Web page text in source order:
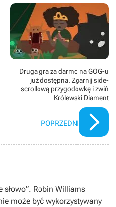
Druga gra za darmo na GOG-u
już dostępna. Zgarnij side-
scrollową przygodówkę i zwiń
Królewski Diament
POPRZEDNI
słowo”. Robin Williams
może być wykorzystywany